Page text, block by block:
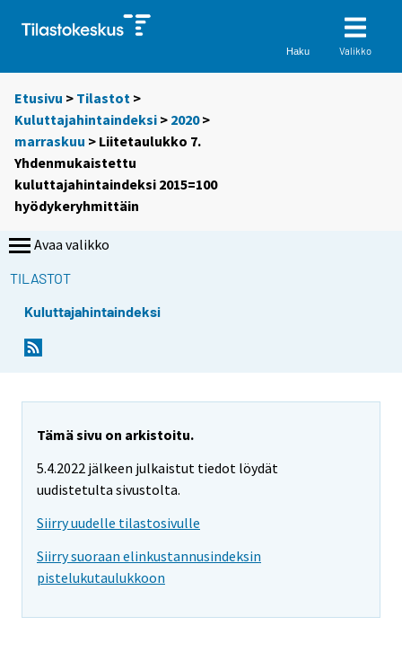
Haku Valikko
Etusivu > Tilastot >
Kuluttajahintaindeksi > 2020>
marraskuu > Liitetaulukko 7.
Yhdenmukaistettu
kuluttajahintaindeksi 2015=100
hyödykeryhmittäin
Avaa valikko
TILASTOT
Kuluttajahintaindeksi
Tämä sivu on arkistoitu.
5.4.2022 jälkeen julkaistut tiedot löydät
uudistetulta sivustolta.
Siirry uudelle tilastosivulle
Siirry suoraan elinkustannusindeksin
pistelukutaulukkoon